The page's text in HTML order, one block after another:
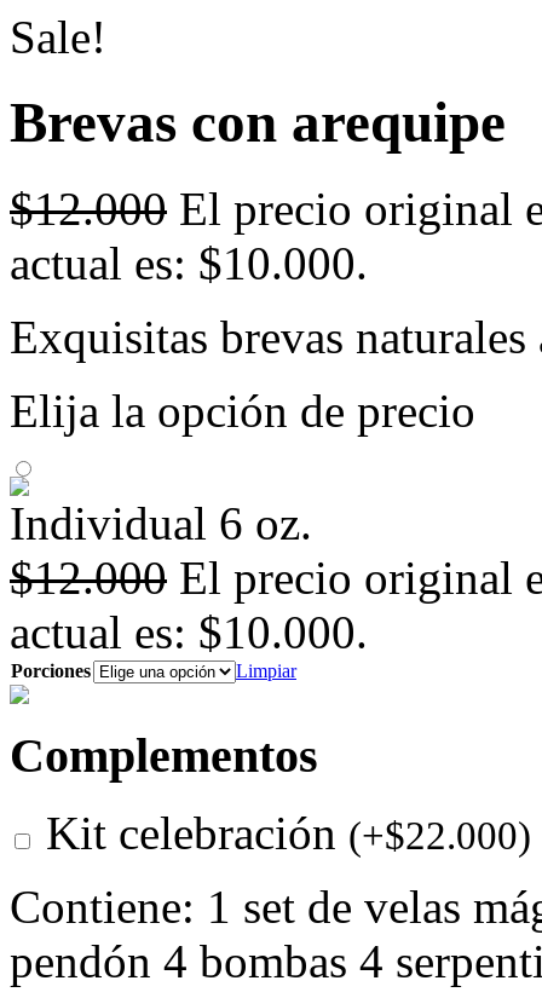
Sale!
Brevas con arequipe
$12.000 El precio original
actual es: $10.000.
Exquisitas brevas naturales
Elija la opción de precio
Individual 6 oz.
$12.000 El precio original
actual es: $10.000.
Porciones Limpiar
Complementos
Kit celebración (+$22.000)
Contiene: 1 set de velas
pendón 4 bombas 4